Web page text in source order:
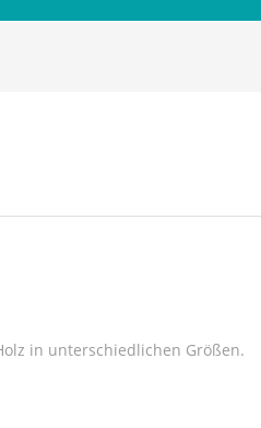
in unterschiedlichen Größen.